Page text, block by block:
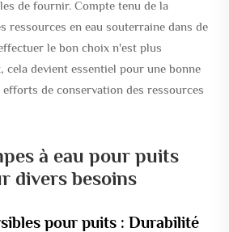
de fournir. Compte tenu de la
ressources en eau souterraine dans de
le bon choix n'est plus
devient essentiel pour une bonne
efforts de conservation des ressources
à eau pour puits
divers besoins
pour puits : Durabilité